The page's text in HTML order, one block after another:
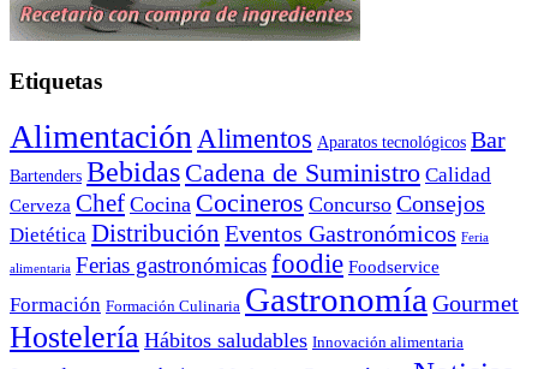
Etiquetas
Alimentación Alimentos Aparatos tecnológicos Bar
Bartenders Bebidas Cadena de Suministro Calidad
Cerveza Chef Cocina Cocineros Concurso Consejos
Dietética Distribución Eventos Gastronómicos Feria
alimentaria Ferias gastronómicasfoodie Foodservice
Formación Formación Culinaria Gastronomía Gourmet
Hostelería Hábitos saludables Innovación alimentaria